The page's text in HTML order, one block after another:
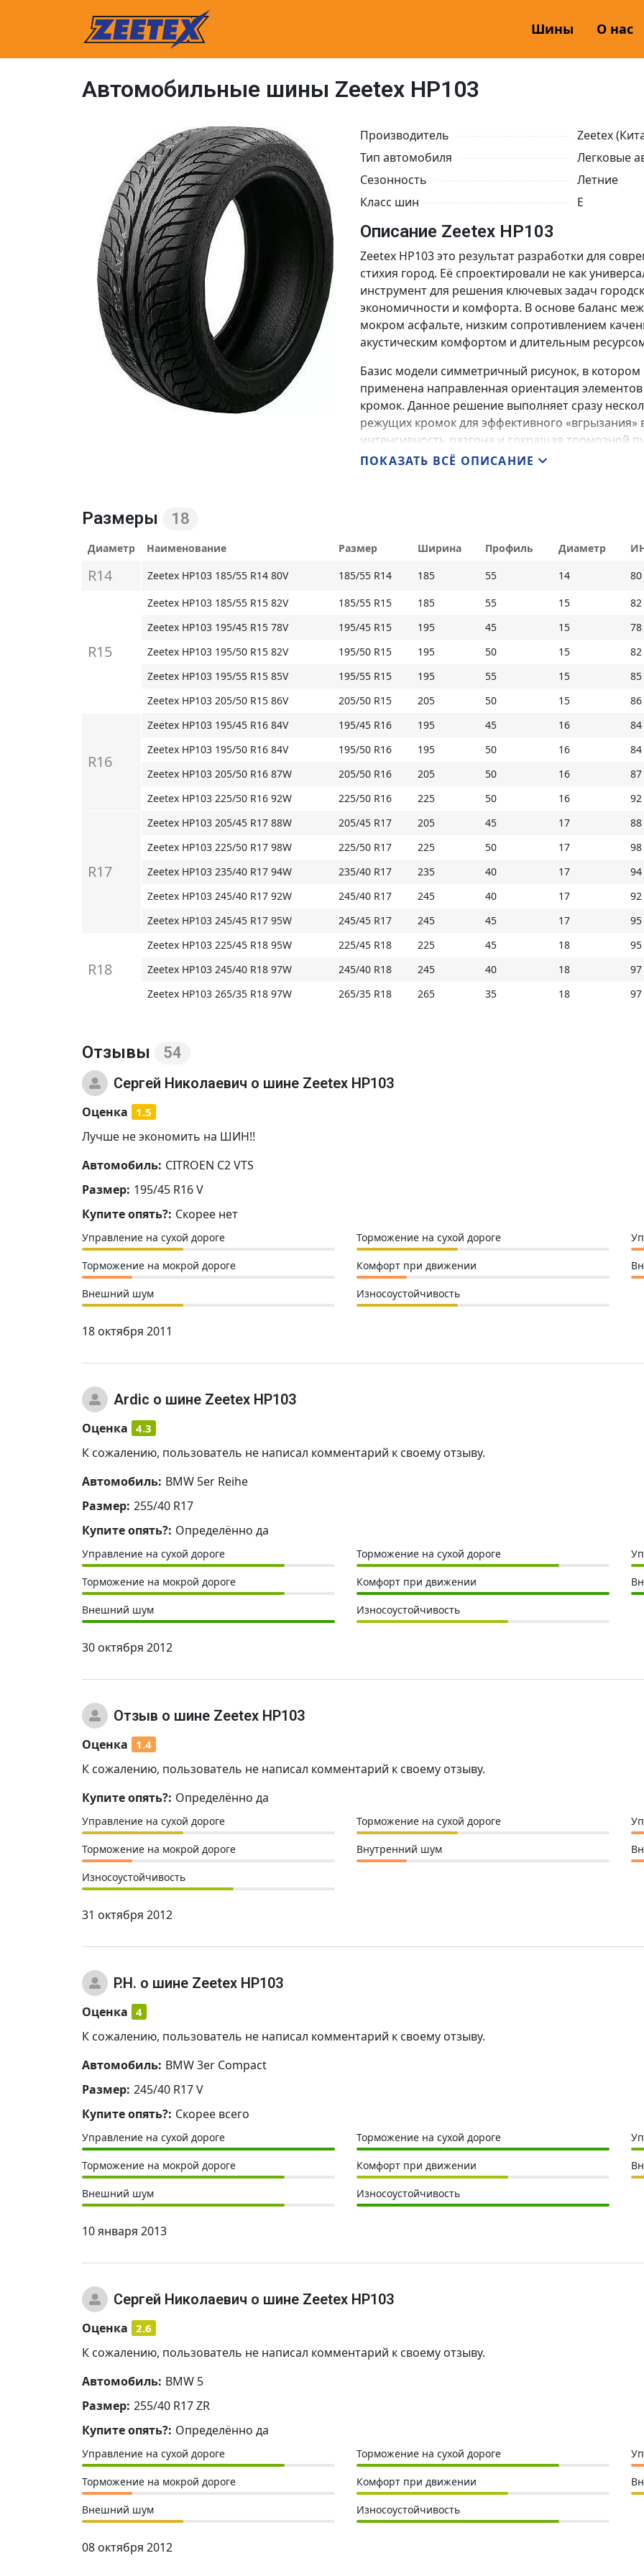
Шины О нас
Автомобильные шины Zeetex HP103
Производитель
Zeetex
Тип автомобиля
Легковые
Сезонность
Летние
Класс шин
E
Описание Zeetex HP103
Zeetex HP103 это результат разработки для
стихия город. Её спроектировали не как
инструмент для решения ключевых задач
экономичности и комфорта. В основе баланс
мокром асфальте, низким сопротивлением
акустическим комфортом и длительным
Базис модели симметричный рисунок, в
применена направленная ориентация
кромок. Данное решение выполняет сразу
режущих кромок для эффективного
интенсивность разгона и сокращая тормозной
блока для низкого сопротивления качению и
образным профилем и увеличенной шириной.
обеспечивает её ламинарный,
обеспечивают первичный отвод влаги из пятна
Представленная модель это не просто
счёт продуманного симметричного дизайна,
и передовой дренажной архитектуры достигнут
сцепления на мокрой и сухой дороге, низкий
сопротивления качению, акустический комфорт.
Основные особенности Zeetex HP103:
- плечевые блоки с особым профилем это
- многочисленные направленные блоки двойная
пленку, давая мощное торможение и разгон, а
- широкие канавки работают как мощные
из-под колеса, предотвращая потерю
резине.
* Внимание: летние шины не российского
Купить Zeetex HP103 на Мосавтошине
ПОКАЗАТЬ ВСЁ ОПИСАНИЕ
Размеры 18
Диаметр Наименование Размер Ширина Профиль Диаметр
R14 Zeetex HP103 185/55 R14 80V 185/55 R14 185 55 14 80
R15
Zeetex HP103 185/55 R15 82V 185/55 R15 185 55 15 82
Zeetex HP103 195/45 R15 78V
195/45 R15 195 45 15 78
Zeetex HP103 195/50 R15 82V
195/50 R15 195 50 15 82
Zeetex HP103 195/55 R15 85V
195/55 R15 195 55 15 85
Zeetex HP103 205/50 R15 86V
205/50 R15 205 50 15 86
R16
Zeetex HP103 195/45 R16 84V 195/45 R16 195 45 16 84
Zeetex HP103 195/50 R16 84V
195/50 R16 195 50 16 84
Zeetex HP103 205/50 R16 87W
205/50 R16 205 50 16 87
Zeetex HP103 225/50 R16 92W
225/50 R16 225 50 16 92
R17
Zeetex HP103 205/45 R17 88W 205/45 R17 205 45 17 88
Zeetex HP103 225/50 R17 98W
225/50 R17 225 50 17 98
Zeetex HP103 235/40 R17 94W
235/40 R17 235 40 17 94
Zeetex HP103 245/40 R17 92W
245/40 R17 245 40 17 92
Zeetex HP103 245/45 R17 95W
245/45 R17 245 45 17 95
R18
Zeetex HP103 225/45 R18 95W 225/45 R18 225 45 18 95
Zeetex HP103 245/40 R18 97W
245/40 R18 245 40 18 97
Zeetex HP103 265/35 R18 97W
265/35 R18 265 35 18 97
Отзывы 54
Сергей Николаевич о шине Zeetex HP103
Оценка 1.5
Лучше не экономить на ШИН!!
Автомобиль: CITROEN C2 VTS
Размер: 195/45 R16 V
Купите опять?: Скорее нет
Управление на сухой дороге Торможение на сухой дороге
Торможение на мокрой дороге Комфорт при движении
Внешний шум Износоустойчивость
18 октября 2011
Ardic о шине Zeetex HP103
Оценка 4.3
К сожалению, пользователь не написал комментарий к своему отзыву.
Автомобиль: BMW 5er Reihe
Размер: 255/40 R17
Купите опять?: Определённо да
Управление на сухой дороге Торможение на сухой дороге
Торможение на мокрой дороге Комфорт при движении
Внешний шум Износоустойчивость
30 октября 2012
Отзыв о шине Zeetex HP103
Оценка 1.4
К сожалению, пользователь не написал комментарий к своему отзыву.
Купите опять?: Определённо да
Управление на сухой дороге Торможение на сухой дороге
Торможение на мокрой дороге Внутренний шум
Износоустойчивость
31 октября 2012
P.H. о шине Zeetex HP103
Оценка 4
К сожалению, пользователь не написал комментарий к своему отзыву.
Автомобиль: BMW 3er Compact
Размер: 245/40 R17 V
Купите опять?: Скорее всего
Управление на сухой дороге Торможение на сухой дороге
Торможение на мокрой дороге Комфорт при движении
Внешний шум Износоустойчивость
10 января 2013
Сергей Николаевич о шине Zeetex HP103
Оценка 2.6
К сожалению, пользователь не написал комментарий к своему отзыву.
Автомобиль: BMW 5
Размер: 255/40 R17 ZR
Купите опять?: Определённо да
Управление на сухой дороге Торможение на сухой дороге
Торможение на мокрой дороге Комфорт при движении
Внешний шум Износоустойчивость
08 октября 2012